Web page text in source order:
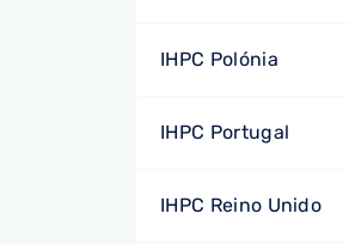
IHPC Polónia
IHPC Portugal
IHPC Reino Unido